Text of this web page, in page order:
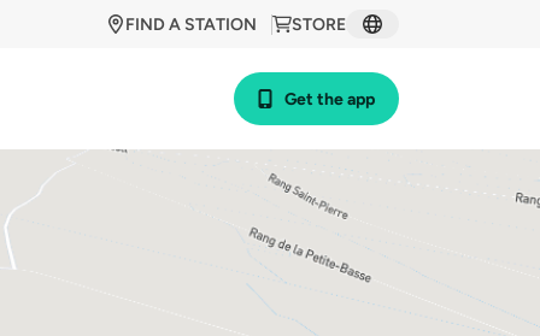
STORE
FIND A STATION
Get the app